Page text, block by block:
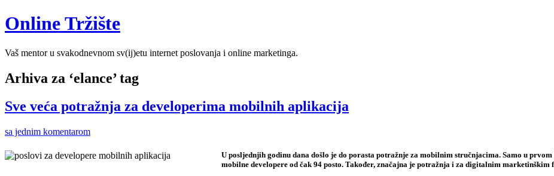
Online Tržište
Vaš mentor u svakodnevnom sv(ij)etu internet poslovanja i online marketinga.
Arhiva za ‘elance’ tag
Sve veća potražnja za developerima mobilnih aplikacija
sa jednim komentarom
U posljednjih godinu dana došlo je do porasta potražnje za mobilnim stručnjacima. Samo u
mobilne developere od čak 94 posto. Također, značajna je potražnja i za digitalnim